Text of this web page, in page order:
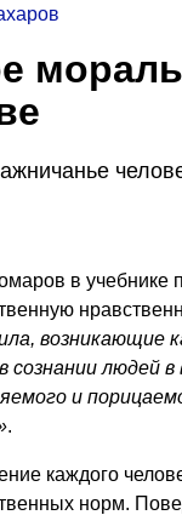
в учебнике
возникающие
сознании людей
и
.
каждого
норм.